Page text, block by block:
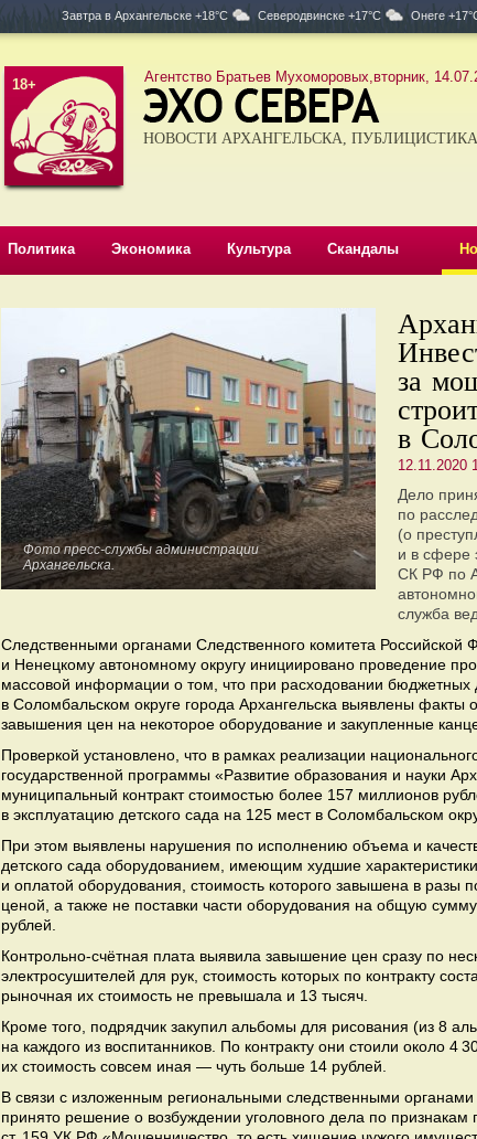
Завтра в Архангельске +18°C Северодвинске +17°C Онеге
18+ Агентство Братьев Мухоморовых,вторник,
НОВОСТИ АРХАНГЕЛЬСКА,
Политика Экономика Культура Скандалы
Фото пресс-службы администрации
Архангельска.
за
в
12.11.2020
Дело
по
(о
и в сфере
СК РФ по
служба
Следственными органами Следственного комитета Российской
и Ненецкому автономному округу инициировано проведение
массовой информации о том, что при расходовании бюджетных
в Соломбальском округе города Архангельска выявлены факты
завышения цен на некоторое оборудование и закупленные
Проверкой установлено, что в рамках реализации
государственной программы «Развитие образования и науки
муниципальный контракт стоимостью более 157 миллионов
в эксплуатацию детского сада на 125 мест в Соломбальском
При этом выявлены нарушения по исполнению объема и
детского сада оборудованием, имеющим худшие
и оплатой оборудования, стоимость которого завышена в разы
ценой, а также не поставки части оборудования на общую
рублей.
Контрольно-счётная плата выявила завышение цен сразу по
электросушителей для рук, стоимость которых по контракту
рыночная их стоимость не превышала и 13 тысяч.
Кроме того, подрядчик закупил альбомы для рисования (из 8
на каждого из воспитанников. По контракту они стоили около 4
их стоимость совсем иная — чуть больше 14 рублей.
В связи с изложенным региональными следственными органами
принято решение о возбуждении уголовного дела по признакам